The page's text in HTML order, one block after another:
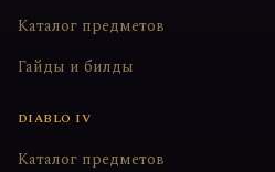
Каталог предметов
Гайды и билды
DIABLO IV
Каталог предметов